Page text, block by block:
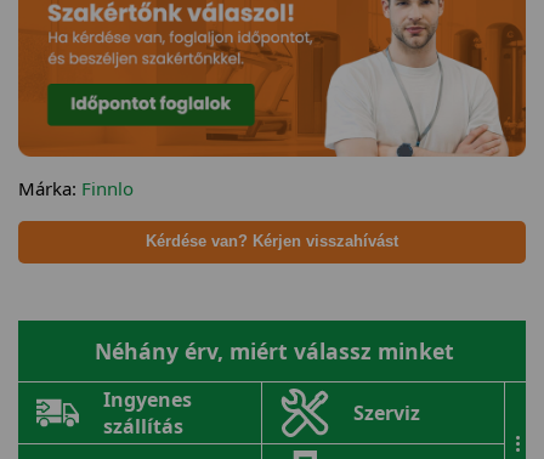
Márka: Finnlo
Kérdése van? Kérjen visszahívást
Néhány érv, miért válassz minket
Ingyenes
szállítás
Szerviz
...